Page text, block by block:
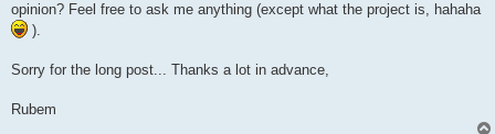
opinion? Feel free to ask me anything (except what the project is, hahaha
).
Sorry for the long post... Thanks a lot in advance,
Rubem